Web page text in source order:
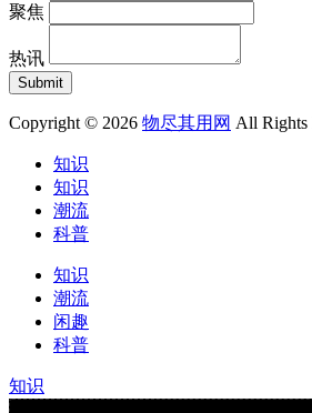
聚焦
热讯
Copyright © 2026 物尽其用网 All Rights
知识
知识
潮流
科普
知识
潮流
闲趣
科普
知识